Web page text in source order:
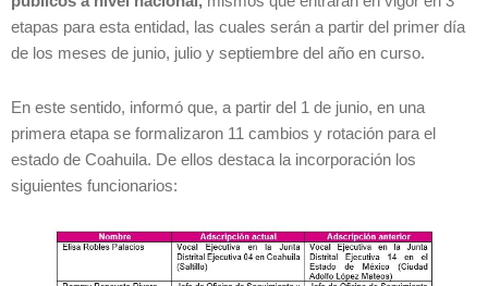
etapas para esta entidad, las cuales serán a partir del primer día
de los meses de junio, julio y septiembre del año en curso.
En este sentido, informó que, a partir del 1 de junio, en una
primera etapa se formalizaron 11 cambios y rotación para el
estado de Coahuila. De ellos destaca la incorporación los
siguientes funcionarios: